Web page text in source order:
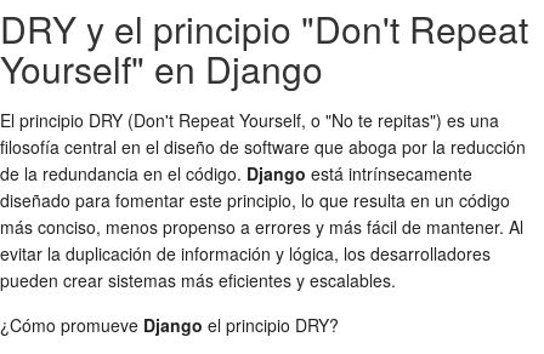
DRY y el principio "Don't Repeat
Yourself" en Django
El principio DRY (Don't Repeat Yourself, o "No te repitas") es una
filosofía central en el diseño de software que aboga por la reducción
de la redundancia en el código. Django está intrínsecamente
diseñado para fomentar este principio, lo que resulta en un código
más conciso, menos propenso a errores y más fácil de mantener. Al
evitar la duplicación de información y lógica, los desarrolladores
pueden crear sistemas más eficientes y escalables.
¿Cómo promueve Django el principio DRY?